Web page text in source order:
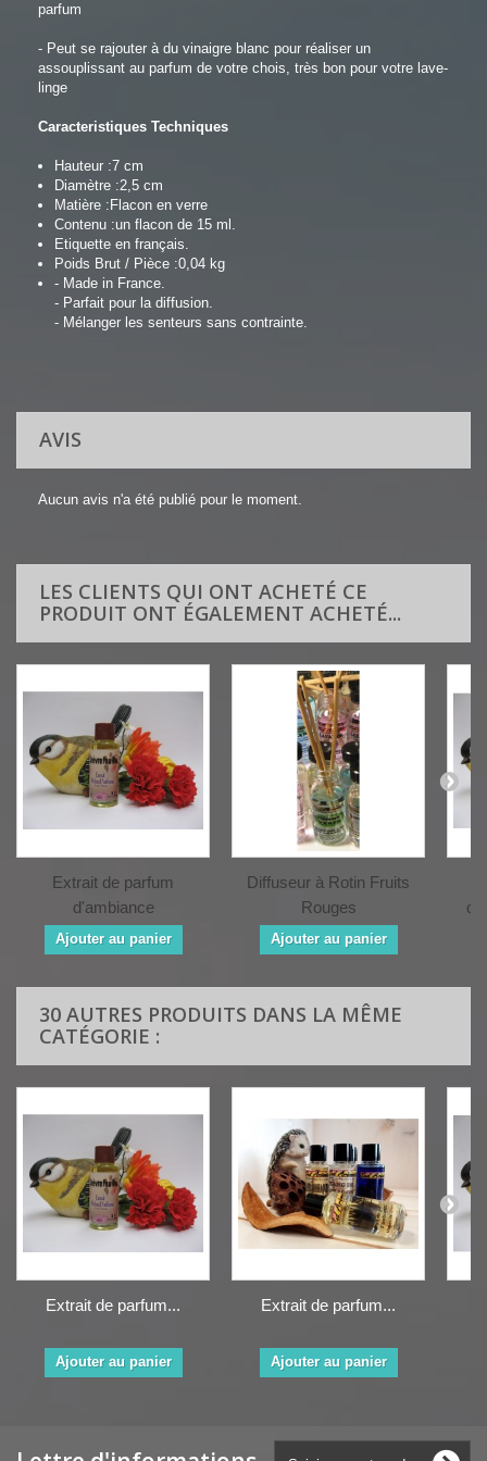
parfum
- Peut se rajouter à du vinaigre blanc pour réaliser un
assouplissant au parfum de votre chois, très bon pour votre lave-
linge
Caracteristiques Techniques
Hauteur :7 cm
Diamètre :2,5 cm
Matière : Flacon en verre
Contenu :un flacon de 15 ml.
Etiquette en français.
Poids Brut / Pièce :0,04 kg
- Made in France.
- Parfait pour la diffusion.
- Mélanger les senteurs sans contrainte.
AVIS
Aucun avis n'a été publié pour le moment.
LES CLIENTS QUI ONT ACHETÉ CE
PRODUIT ONT ÉGALEMENT ACHETÉ...
Extrait de parfum
d'ambiance
CHEVREFEUILLE
Ajouter au panier
Diffuseur à Rotin Fruits
Rouges
Ajouter au panier
30 AUTRES PRODUITS DANS LA MÊME
CATÉGORIE :
Extrait de parfum...
Ajouter au panier
Extrait de parfum...
Ajouter au panier